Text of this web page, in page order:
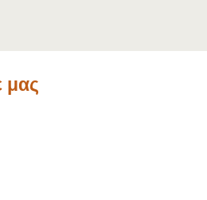
μας